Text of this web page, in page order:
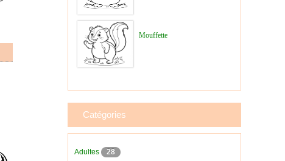
Mouffette
Catégories
Adultes 28